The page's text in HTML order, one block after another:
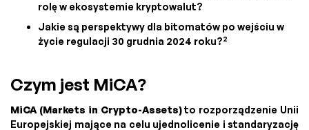
rolę w ekosystemie kryptowalut?
Jakie są perspektywy dla bitomatów po wejściu w
życie regulacji 30 grudnia 2024 roku?2
Czym jest MiCA?
MiCA (Markets in Crypto-Assets)to rozporządzenie Unii
Europejskiej mające na celu ujednolicenie i standaryzację